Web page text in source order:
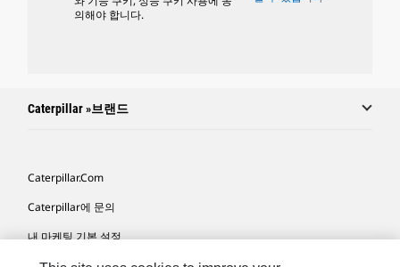
의해야 합니다.
Caterpillar »브랜드
Caterpillar.com
Caterpillar에 문의
내 마케팅 기본 설정